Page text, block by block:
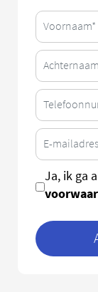
Ja, ik ga